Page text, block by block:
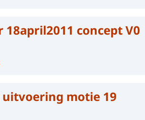
18april2011 concept V0
uitvoering motie 19